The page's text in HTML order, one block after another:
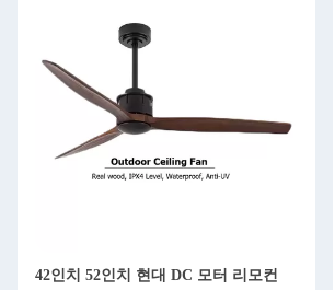
42인치 52인치 현대 DC 모터 리모컨